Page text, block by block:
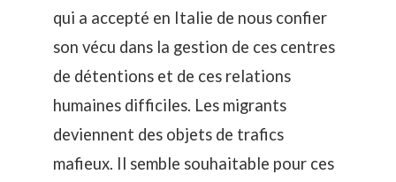
qui a accepté en Italie de nous confier
son vécu dans la gestion de ces centres
de détentions et de ces relations
humaines difficiles. Les migrants
deviennent des objets de trafics
mafieux. Il semble souhaitable pour ces